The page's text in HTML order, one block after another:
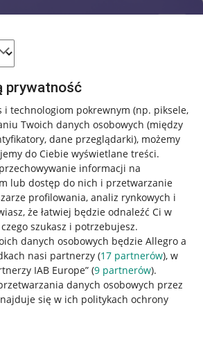
prywatność
i technologiom pokrewnym (np. piksele,
Twoich danych osobowych (między
dane przeglądarki), możemy
do Ciebie wyświetlane treści.
informacji na
lub dostęp do nich i przetwarzanie
profilowania, analiz rynkowych i
że łatwiej będzie odnaleźć Ci w
szukasz i potrzebujesz.
danych osobowych będzie Allegro a
nasi partnerzy (17 partnerów), w
IAB Europe” (9 partnerów).
danych osobowych przez
się w ich politykach ochrony